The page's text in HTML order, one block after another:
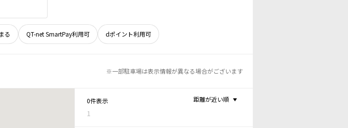
る QT-net SmartPay利用可 dポイント利用可
※一部駐車場は表示情報が異なる場合がございます
0件表示
1
距離が近い順